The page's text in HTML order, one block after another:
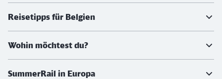
Reisetipps für Belgien
Wohin möchtest du?
SummerRail in Europa